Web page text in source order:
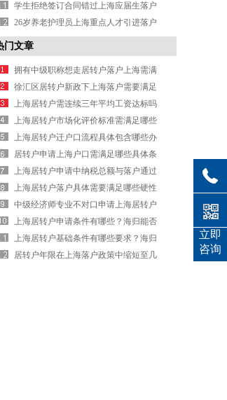
企业1年最快
学生拒绝签订合同错过上海应届生落户
26岁养老护理员上海重点人才引进落户
首例
门文章
拥有中级职称想走居转户落户上海需满
足哪些条件？
徐汇区居转户新政下上海落户需要满足
哪些条件？
上海居转户需连续三年平均工资达标吗
上海居转户市场化评价标准需满足哪些
条件？
上海居转户迁户口流程具体包含哪些办
理步骤
居转户申请上海户口需满足哪些具体条
件要求
上海居转户申请中纳税总额与落户通过
是否有关系？
上海居转户落户具体需要满足哪些硬性
条件要求
中级经济师专业不对口申请上海居转户
可以吗
上海居转户申请条件有哪些？海归能否
通过此路径落户
上海居转户基础条件有哪些要求？海归
需满足什么标准才能申请落户
居转户年限在上海落户政策中缩短至几
立即
咨询